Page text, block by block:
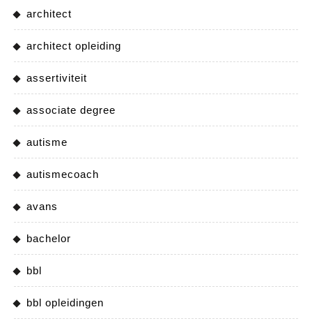
architect
architect opleiding
assertiviteit
associate degree
autisme
autismecoach
avans
bachelor
bbl
bbl opleidingen